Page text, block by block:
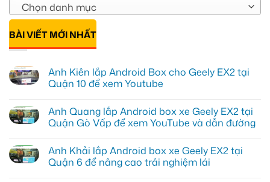
Chọn danh mục
BÀI VIẾT MỚI NHẤT
Anh Kiên lắp Android Box cho Geely EX2 tại
Quận 10 để xem Youtube
bình
luận
ở
lắp
Android
Box
Anh Quang lắp Android box xe Geely EX2 tại
Quận Gò Vấp để xem YouTube và dẫn đường
bình
luận
ở
Anh Khải lắp Android box xe Geely EX2 tại
Quận 6 để nâng cao trải nghiệm lái